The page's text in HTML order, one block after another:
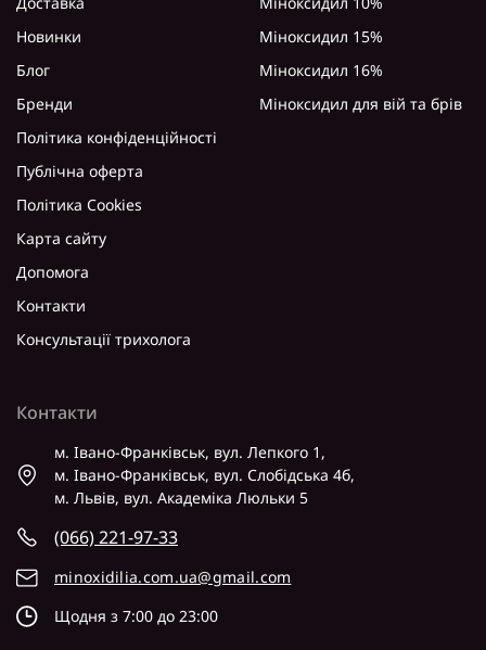
Новинки
Блог
Бренди
Політика конфіденційності
Публічна оферта
Політика Cookies
Карта сайту
Допомога
Контакти
Консультації трихолога
Міноксидил 15%
Міноксидил 16%
Міноксидил для вій та брів
Контакти
м. Івано-Франківськ, вул. Лепкого 1,
м. Івано-Франківськ, вул. Слобідська 4б,
м. Львів, вул. Академіка Люльки 5
(066) 221-97-33
minoxidilia.com.ua@gmail.com
Щодня з 7:00 до 23:00